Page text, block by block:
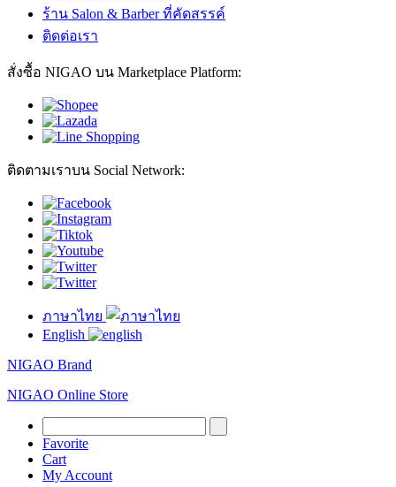
ร้าน Salon & Barber ที่คัดสรรค์
ติดต่อเรา
สั่งซื้อ NIGAO บน Marketplace Platform:
ติดตามเราบน Social Network:
ภาษาไทย
English
NIGAO Brand
NIGAO Online Store
Favorite
Cart
My Account